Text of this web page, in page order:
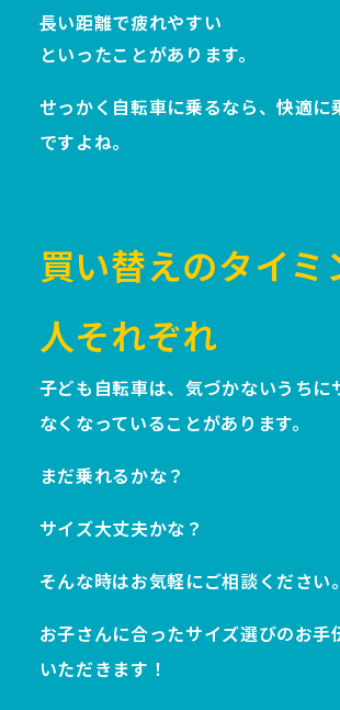
長い距離で疲れやすい
といったことがあります。
せっかく自転車に乗るなら、快適に
ですよね。
買い替えのタイミ
人それぞれ
子ども自転車は、気づかないうちに
なくなっていることがあります。
まだ乗れるかな？
サイズ大丈夫かな？
そんな時はお気軽にご相談ください。
お子さんに合ったサイズ選びのお手
いただきます！